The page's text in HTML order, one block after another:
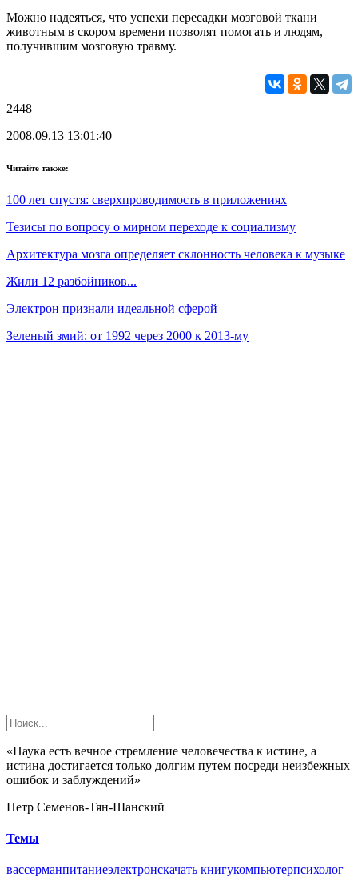
Можно надеяться, что успехи пересадки мозговой ткани
животным в скором времени позволят помогать и людям,
получившим мозговую травму.
2448
2008.09.13 13:01:40
Читайте также:
100 лет спустя: сверхпроводимость в приложениях
Тезисы по вопросу о мирном переходе к социализму
Архитектура мозга определяет склонность человека к музыке
Жили 12 разбойников...
Электрон признали идеальной сферой
Зеленый змий: от 1992 через 2000 к 2013-му
«Наука есть вечное стремление человечества к истине, а
истина достигается только долгим путем посреди неизбежных
ошибок и заблуждений»
Петр Семенов-Тян-Шанский
Темы
вассерманпитаниеэлектронскачать книгукомпьютерпсихолог